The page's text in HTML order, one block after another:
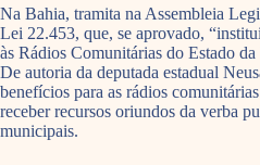
Na Bahia, tramita na Assembleia
Lei 22.453, que, se aprovado,
às Rádios Comunitárias do Estado
De autoria da deputada estadual
benefícios para as rádios
receber recursos oriundos da verba
municipais.